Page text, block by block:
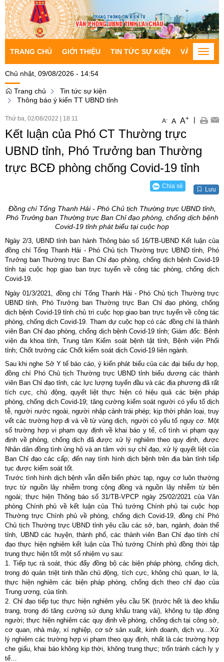
TRANG CHỦ GIỚI THIỆU TIN TỨC SỰ KIỆN VĂN BẢNToggle
Chủ nhật, 09/08/2026 - 14:54
Trang chủ
Tin tức sự kiện
Thông báo ý kiến TT UBND tỉnh
Thứ ba, 02/08/2022 18:11 A- A A+ |
Kết luận của Phó CT Thường trực
UBND tỉnh, Phó Trưởng ban Thường
trực BCĐ phòng chống Covid-19 tỉnh
Chia sẻ Lưu
Đồng chí Tống Thanh Hải - Phó Chủ tịch Thường trực UBND tỉnh,
Phó Trưởng ban Thường trực Ban Chỉ đạo phòng, chống dịch bệnh
Covid-19 tỉnh phát biểu tại cuộc họp
Ngày 2/3, UBND tỉnh ban hành Thông báo số 16/TB-UBND Kết luận của
đồng chí Tống Thanh Hải - Phó Chủ tịch Thường trực UBND tỉnh, Phó
Trưởng ban Thường trực Ban Chỉ đạo phòng, chống dịch bệnh Covid-19
tỉnh tại cuộc họp giao ban trực tuyến về công tác phòng, chống dịch
Covid-19.
Ngày 01/3/2021, đồng chí Tống Thanh Hải - Phó Chủ tịch Thường trực
UBND tỉnh, Phó Trưởng ban Thường trực Ban Chỉ đạo phòng, chống
dịch bệnh Covid-19 tỉnh chủ trì cuộc họp giao ban trực tuyến về công tác
phòng, chống dịch Covid-19. Tham dự cuộc họp có các đồng chí là thành
viên Ban Chỉ đạo phòng, chống dịch bệnh Covid-19 tỉnh; Giám đốc: Bệnh
viện đa khoa tỉnh, Trung tâm Kiểm soát bệnh tật tỉnh, Bệnh viện Phổi
tỉnh; Chốt trưởng các Chốt kiểm soát dịch Covid-19 liên ngành.
Sau khi nghe Sở Y tế báo cáo, ý kiến phát biểu của các đại biểu dự họp,
đồng chí Phó Chủ tịch Thường trực UBND tỉnh biểu dương các thành
viên Ban Chỉ đạo tỉnh, các lực lượng tuyến đầu và các địa phương đã rất
tích cực, chủ động, quyết liệt thực hiện có hiệu quả các biện pháp
phòng, chống dịch Covid-19; tăng cường kiểm soát người có yếu tố dịch
tễ, người nước ngoài, người nhập cảnh trái phép; kịp thời phân loại, truy
vết các trường hợp đi và về từ vùng dịch, người có yếu tố nguy cơ. Một
số trường hợp vi phạm quy định về khai báo y tế, cố tình vi phạm quy
định về phòng, chống dịch đã được xử lý nghiêm theo quy định, được
Nhân dân đồng tình ủng hộ và an tâm với sự chỉ đạo, xử lý quyết liệt của
Ban Chỉ đạo các cấp; đến nay tình hình dịch bệnh trên địa bàn tỉnh tiếp
tục được kiểm soát tốt.
Trước tình hình dịch bệnh vẫn diễn biến phức tạp, nguy cơ luôn thường
trực từ nguồn lây nhiễm trong cộng đồng và nguồn lây nhiễm từ bên
ngoài; thực hiện Thông báo số 31/TB-VPCP ngày 25/02/2021 của Văn
phòng Chính phủ về kết luận của Thủ tướng Chính phủ tại cuộc họp
Thường trực Chính phủ về phòng, chống dịch Covid-19, đồng chí Phó
Chủ tịch Thường trực UBND tỉnh yêu cầu các sở, ban, ngành, đoàn thể
tỉnh, UBND các huyện, thành phố, các thành viên Ban Chỉ đạo tỉnh chỉ
đạo thực hiện nghiêm kết luận của Thủ tướng Chính phủ đồng thời tập
trung thực hiện tốt một số nhiệm vụ sau:
1. Tiếp tục rà soát, thúc đẩy đồng bộ các biện pháp phòng, chống dịch,
trong đó quán triệt tinh thần chủ động, tích cực, không chủ quan, lơ là,
thực hiện nghiêm các biện pháp phòng, chống dịch theo chỉ đạo của
Trung ương, của tỉnh.
2. Chỉ đạo tiếp tục thực hiện nghiêm yêu cầu 5K (trước hết là đeo khẩu
trang, trong đó tăng cường sử dụng khẩu trang vải), không tụ tập đông
người; thực hiện nghiêm các quy định về phòng, chống dịch tại công sở,
cơ quan, nhà máy, xí nghiệp, cơ sở sản xuất, kinh doanh, dịch vụ…Xử
lý nghiêm các trường hợp vi phạm theo quy định, nhất là các trường hợp
che giấu, khai báo không kịp thời, không trung thực; trốn tránh cách ly y
tế…